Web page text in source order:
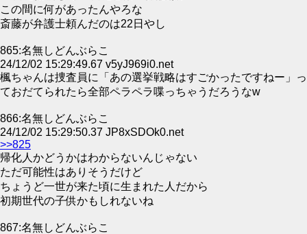
この間に何があったんやろな
斎藤が弁護士頼んだのは22日やし
865:名無しどんぶらこ
24/12/02 15:29:49.67 v5yJ969i0.net
楓ちゃんは捜査員に「あの選挙戦略はすごかったですねー」っ
ておだてられたら全部ペラペラ喋っちゃうだろうなw
866:名無しどんぶらこ
24/12/02 15:29:50.37 JP8xSDOk0.net
>>825
帰化人かどうかはわからないんじゃない
ただ可能性はありそうだけど
ちょうど一世が来た頃に生まれた人だから
初期世代の子供かもしれないね
867:名無しどんぶらこ